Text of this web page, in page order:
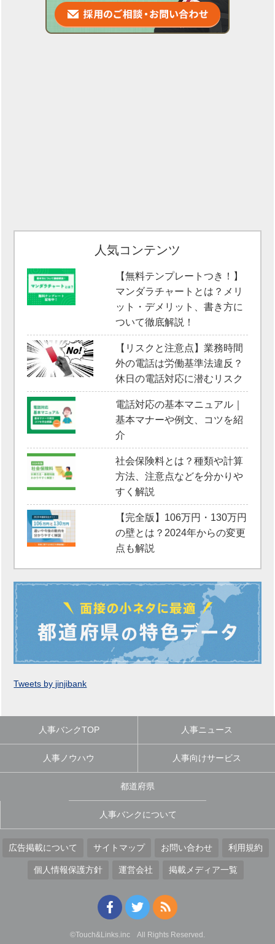
人気コンテンツ
【無料テンプレートつき！】
マンダラチャートとは？メリ
ット・デメリット、書き方に
ついて徹底解説！
【リスクと注意点】業務時間
外の電話は労働基準法違反？
休日の電話対応に潜むリスク
電話対応の基本マニュアル｜
基本マナーや例文、コツを紹
介
社会保険料とは？種類や計算
方法、注意点などを分かりや
すく解説
【完全版】106万円・130万円
の壁とは？2024年からの変更
点も解説
Tweets by jinjibank
人事バンクTOP 人事ニュース
人事ノウハウ 人事向けサービス
都道府県
人事バンクについて
広告掲載について サイトマップ お問い合わせ 利用規約
個人情報保護方針 運営会社 掲載メディア一覧
©Touch&Links.inc All Rights Reserved.